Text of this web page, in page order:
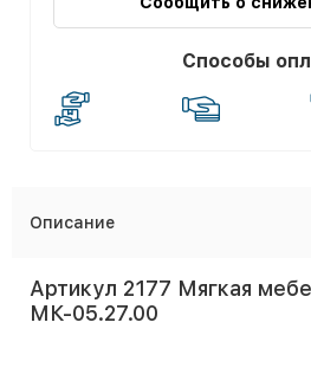
Способы
Описание
Артикул 2177 Мягкая
МК-05.27.00